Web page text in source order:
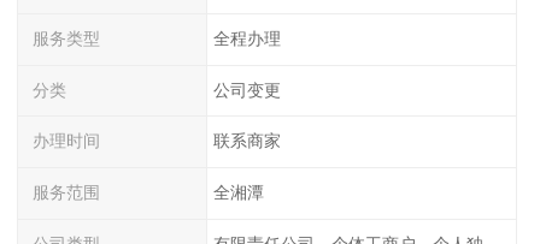
服务类型 全程办理
分类 公司变更
办理时间 联系商家
服务范围 全湘潭